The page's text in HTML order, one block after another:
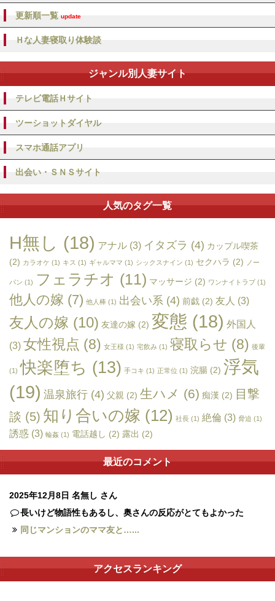
更新順一覧 update
Ｈな人妻寝取り体験談
ジャンル別人妻サイト
テレビ電話Ｈサイト
ツーショットダイヤル
スマホ通話アプリ
出会い・ＳＮＳサイト
人気のタグ一覧
H無し (18) アナル (3) イタズラ (4) カップル喫茶
(2) カラオケ (1) キス (1) ギャルママ (1) シックスナイン (1) セクハラ (2) ノー
パン (1) フェラチオ (11) マッサージ (2) ワンナイトラブ (1)
他人の嫁 (7) 他人棒 (1) 出会い系 (4) 前戯 (2) 友人 (3)
友人の嫁 (10) 友達の嫁 (2) 変態 (18) 外国人
(3) 女性視点 (8) 女王様 (1) 宅飲み (1) 寝取らせ (8) 後輩
(1) 快楽堕ち (13) 手コキ (1) 正常位 (1) 浣腸 (2) 浮気
(19) 温泉旅行 (4) 父親 (2) 生ハメ (6) 痴漢 (2) 目撃
談 (5) 知り合いの嫁 (12) 社長 (1) 絶倫 (3) 脅迫 (1)
誘惑 (3) 輪姦 (1) 電話越し (2) 露出 (2)
最近のコメント
2025年12月8日 名無し さん
長いけど物語性もあるし、奥さんの反応がとてもよかった
同じマンションのママ友と…...
アクセスランキング